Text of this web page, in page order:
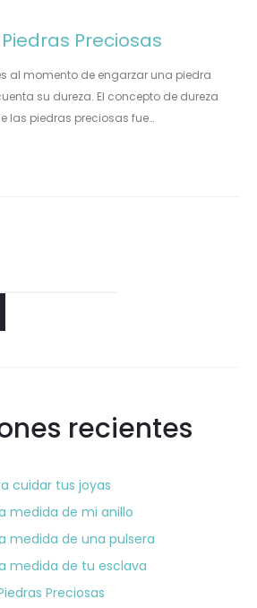
Preciosas
al momento de engarzar una piedra
su dureza. El concepto de dureza
las piedras preciosas fue…
recientes
cuidar tus joyas
medida de mi anillo
medida de una pulsera
medida de tu esclava
Preciosas